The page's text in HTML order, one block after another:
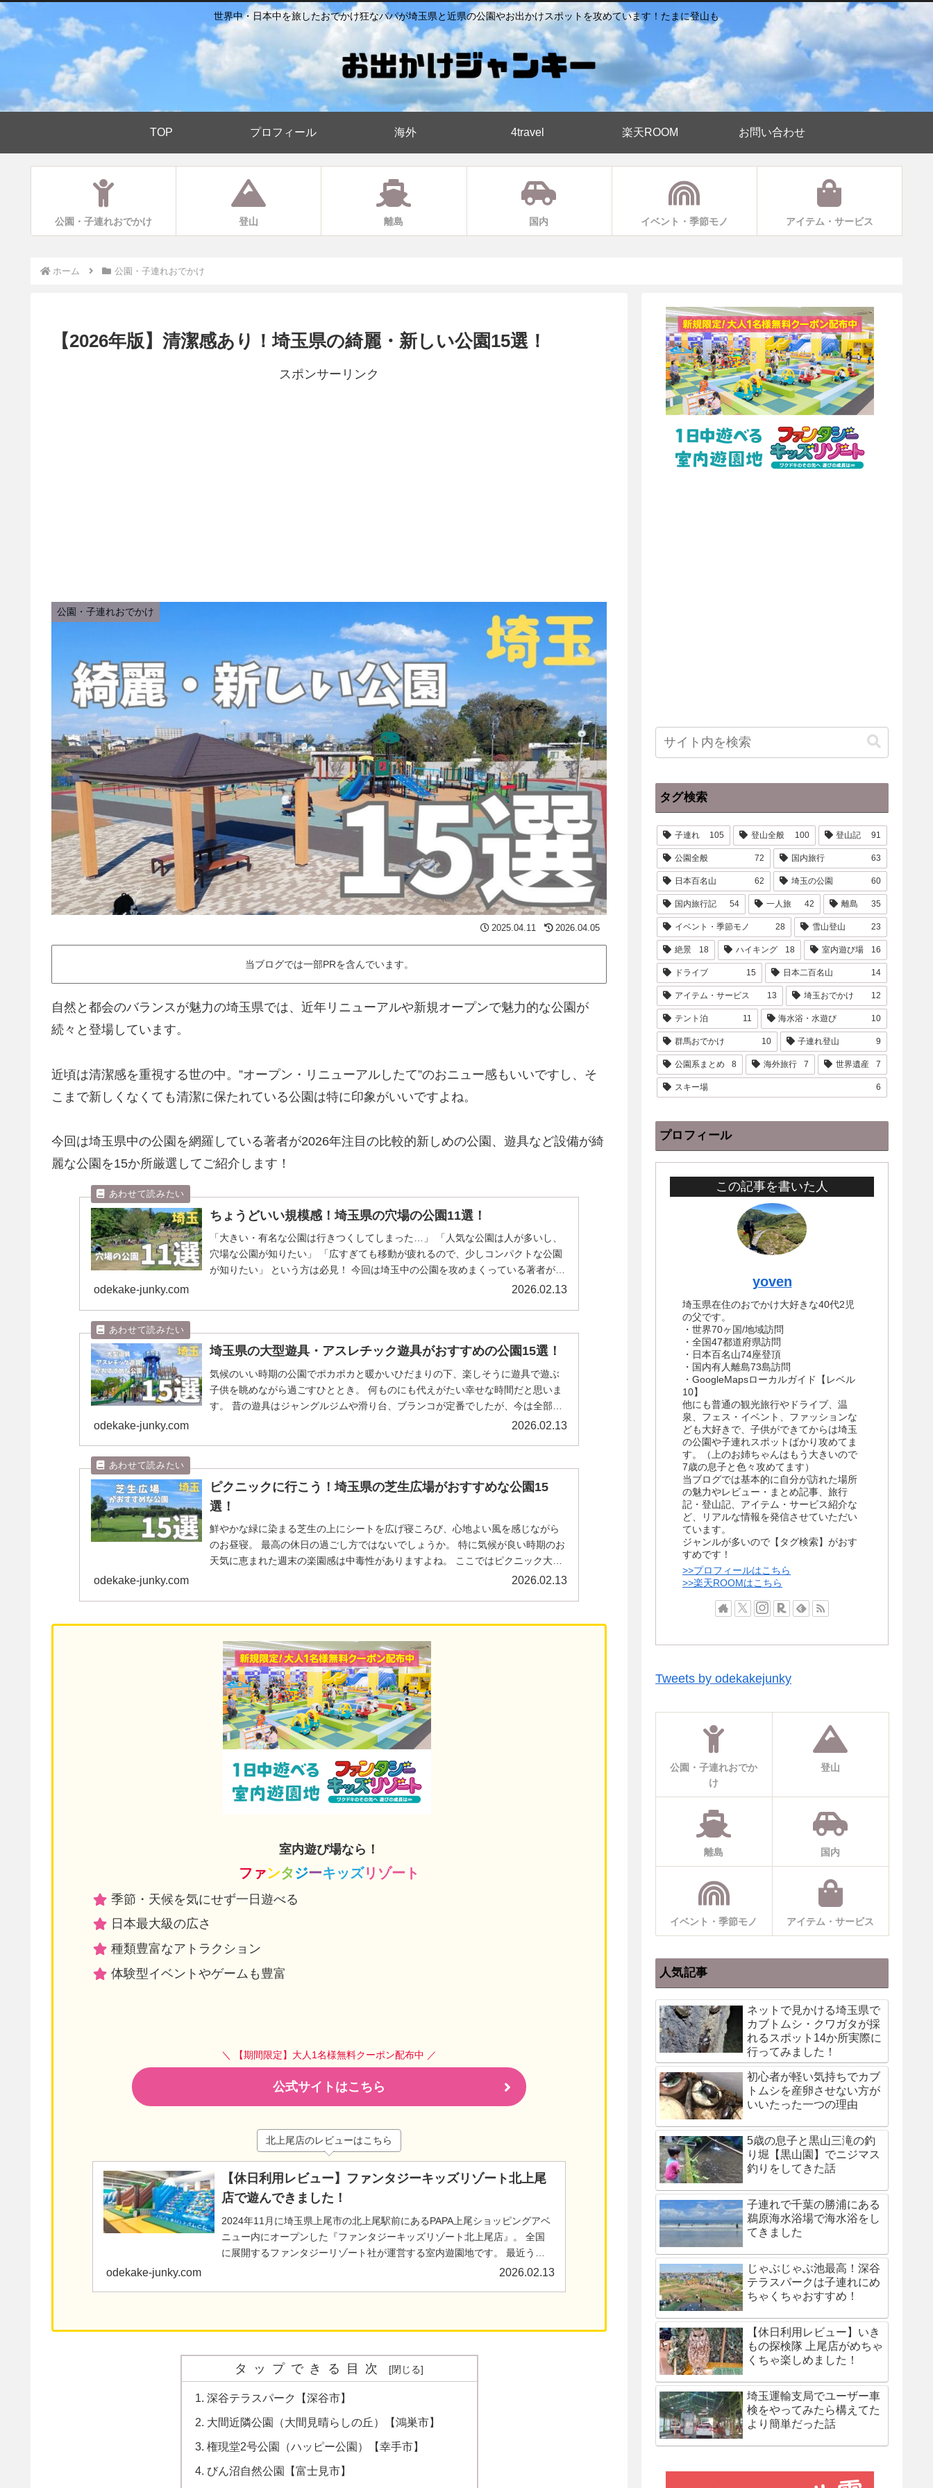
世界中・日本中を旅したおでかけ狂なパパが埼玉県と近県の公園やお出かけスポットを攻めています！たまに登山も
TOP プロフィール 海外 4travel 楽天ROOM お問い合わせ
公園・子連れおでかけ 登山 離島 国内 イベント・季節モノ アイテム・サービス
ホーム 公園・子連れおでかけ
【2026年版】清潔感あり！埼玉県の綺麗・新しい公園15選！
スポンサーリンク
公園・子連れおでかけ
2025.04.11 2026.04.05
当ブログでは一部PRを含んでいます。
自然と都会のバランスが魅力の埼玉県では、近年リニューアルや新規オープンで魅力的な公園が
続々と登場しています。
近頃は清潔感を重視する世の中。”オープン・リニューアルしたて”のおニュー感もいいですし、そ
こまで新しくなくても清潔に保たれている公園は特に印象がいいですよね。
今回は埼玉県中の公園を網羅している著者が2026年注目の比較的新しめの公園、遊具など設備が綺
麗な公園を15か所厳選してご紹介します！
ちょうどいい規模感！埼玉県の穴場の公園11選！
「大きい・有名な公園は行きつくしてしまった…」 「人気な公園は人が多いし、
穴場な公園が知りたい」 「広すぎても移動が疲れるので、少しコンパクトな公園
が知りたい」 という方は必見！ 今回は埼玉中の公園を攻めまくっている著者がそ
odekake-junky.com 2026.02.13
埼玉県の大型遊具・アスレチック遊具がおすすめの公園15選！
気候のいい時期の公園でポカポカと暖かいひだまりの下、楽しそうに遊具で遊ぶ
子供を眺めながら過ごすひととき。 何ものにも代えがたい幸せな時間だと思いま
す。 昔の遊具はジャングルジムや滑り台、ブランコが定番でしたが、今は全部が
odekake-junky.com 2026.02.13
ピクニックに行こう！埼玉県の芝生広場がおすすめな公園15
選！
鮮やかな緑に染まる芝生の上にシートを広げ寝ころび、心地よい風を感じながら
のお昼寝。 最高の休日の過ごし方ではないでしょうか。 特に気候が良い時期のお
天気に恵まれた週末の楽園感は中毒性がありますよね。 ここではピクニック大好
odekake-junky.com 2026.02.13
室内遊び場なら！
ファンタジーキッズリゾート
季節・天候を気にせず一日遊べる
日本最大級の広さ
種類豊富なアトラクション
体験型イベントやゲームも豊富
＼ 【期間限定】大人1名様無料クーポン配布中 ／
公式サイトはこちら
北上尾店のレビューはこちら
【休日利用レビュー】ファンタジーキッズリゾート北上尾
店で遊んできました！
2024年11月に埼玉県上尾市の北上尾駅前にあるPAPA上尾ショッピングアベ
ニュー内にオープンした『ファンタジーキッズリゾート北上尾店』。 全国
に展開するファンタジーリゾート社が運営する室内遊園地です。 最近うち
odekake-junky.com 2026.02.13
タップできる目次
深谷テラスパーク【深谷市】
大間近隣公園（大間見晴らしの丘）【鴻巣市】
権現堂2号公園（ハッピー公園）【幸手市】
びん沼自然公園【富士見市】
タグ検索
子連れ 105 登山全般 100 登山記 91
公園全般 72 国内旅行 63
日本百名山 62 埼玉の公園 60
国内旅行記 54 一人旅 42 離島 35
イベント・季節モノ 28 雪山登山 23
絶景 18 ハイキング 18 室内遊び場 16
ドライブ 15 日本二百名山 14
アイテム・サービス 13 埼玉おでかけ 12
テント泊 11 海水浴・水遊び 10
群馬おでかけ 10 子連れ登山 9
公園系まとめ 8 海外旅行 7 世界遺産 7
スキー場 6
プロフィール
この記事を書いた人
yoven
埼玉県在住のおでかけ大好きな40代2児
の父です。
・世界70ヶ国/地域訪問
・全国47都道府県訪問
・日本百名山74座登頂
・国内有人離島73島訪問
・GoogleMapsローカルガイド【レベル
10】
他にも普通の観光旅行やドライブ、温
泉、フェス・イベント、ファッションな
ども大好きで、子供ができてからは埼玉
の公園や子連れスポットばかり攻めてま
す。（上のお姉ちゃんはもう大きいので
7歳の息子と色々攻めてます）
当ブログでは基本的に自分が訪れた場所
の魅力やレビュー・まとめ記事、旅行
記・登山記、アイテム・サービス紹介な
ど、リアルな情報を発信させていただい
ています。
ジャンルが多いので【タグ検索】がおす
すめです！
>>プロフィールはこちら
>>楽天ROOMはこちら
Tweets by odekakejunky
公園・子連れおでか
け
登山
離島 国内
イベント・季節モノ アイテム・サービス
人気記事
ネットで見かける埼玉県で
カブトムシ・クワガタが採
れるスポット14か所実際に
行ってみました！
初心者が軽い気持ちでカブ
トムシを産卵させない方が
いいたった一つの理由
5歳の息子と黒山三滝の釣
り堀【黒山園】でニジマス
釣りをしてきた話
子連れで千葉の勝浦にある
鵜原海水浴場で海水浴をし
てきました
じゃぶじゃぶ池最高！深谷
テラスパークは子連れにめ
ちゃくちゃおすすめ！
【休日利用レビュー】いき
もの探検隊 上尾店がめちゃ
くちゃ楽しめました！
埼玉運輸支局でユーザー車
検をやってみたら構えてた
より簡単だった話